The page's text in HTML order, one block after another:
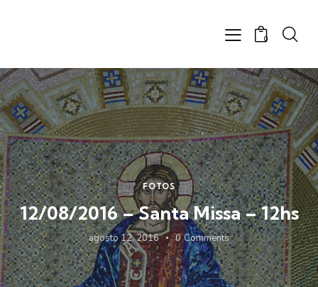
0
FOTOS
12/08/2016 – Santa Missa – 12hs
agosto 12, 2016 0 Comments